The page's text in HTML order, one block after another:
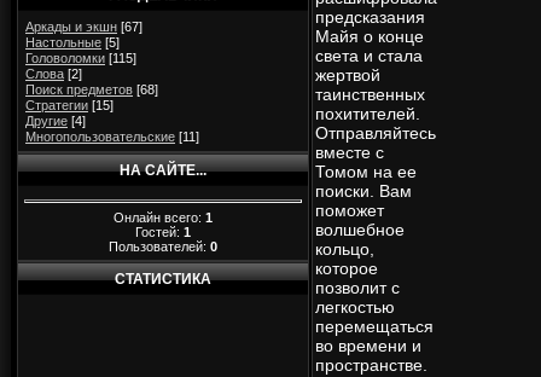
Аркады и экшн [67]
Настольные [5]
Головоломки [115]
Слова [2]
Поиск предметов [68]
Стратегии [15]
Другие [4]
Многопользовательские [11]
НА САЙТЕ...
Онлайн всего: 1
Гостей: 1
Пользователей: 0
СТАТИСТИКА
предсказания
Майя о конце
света и стала
жертвой
таинственных
похитителей.
Отправляйтесь
вместе с
Томом на ее
поиски. Вам
поможет
волшебное
кольцо,
которое
позволит с
легкостью
перемещаться
во времени и
пространстве.